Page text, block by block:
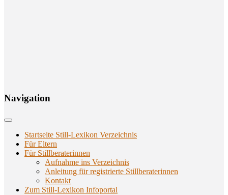
Navi­ga­ti­on
Startseite Still-Lexikon Verzeichnis
Für Eltern
Für Stillberaterinnen
Aufnahme ins Verzeichnis
Anlei­tung für regis­trier­te Stillberaterinnen
Kon­takt
Zum Still-Lexikon Infoportal